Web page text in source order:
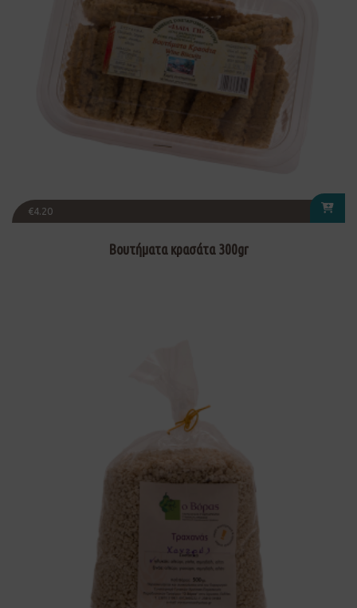
€4.20
Βουτήματα κρασάτα 300gr